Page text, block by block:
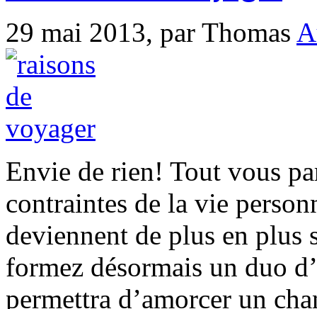
29 mai 2013, par Thomas
Envie de rien! Tout vous
contraintes de la vie
deviennent de plus en plus
formez désormais un duo
permettra d’amorcer un